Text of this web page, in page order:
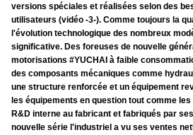
versions spéciales et réalisées selon des
utilisateurs (vidéo -3-). Comme toujours la
l'évolution technologique des nombreux
significative. Des foreuses de nouvelle
motorisations #YUCHAI à faible
des composants mécaniques comme
une structure renforcée et un équipement
les équipements en question tout comme
R&D interne au fabricant et fabriqués par
nouvelle série l'industriel a vu ses ventes